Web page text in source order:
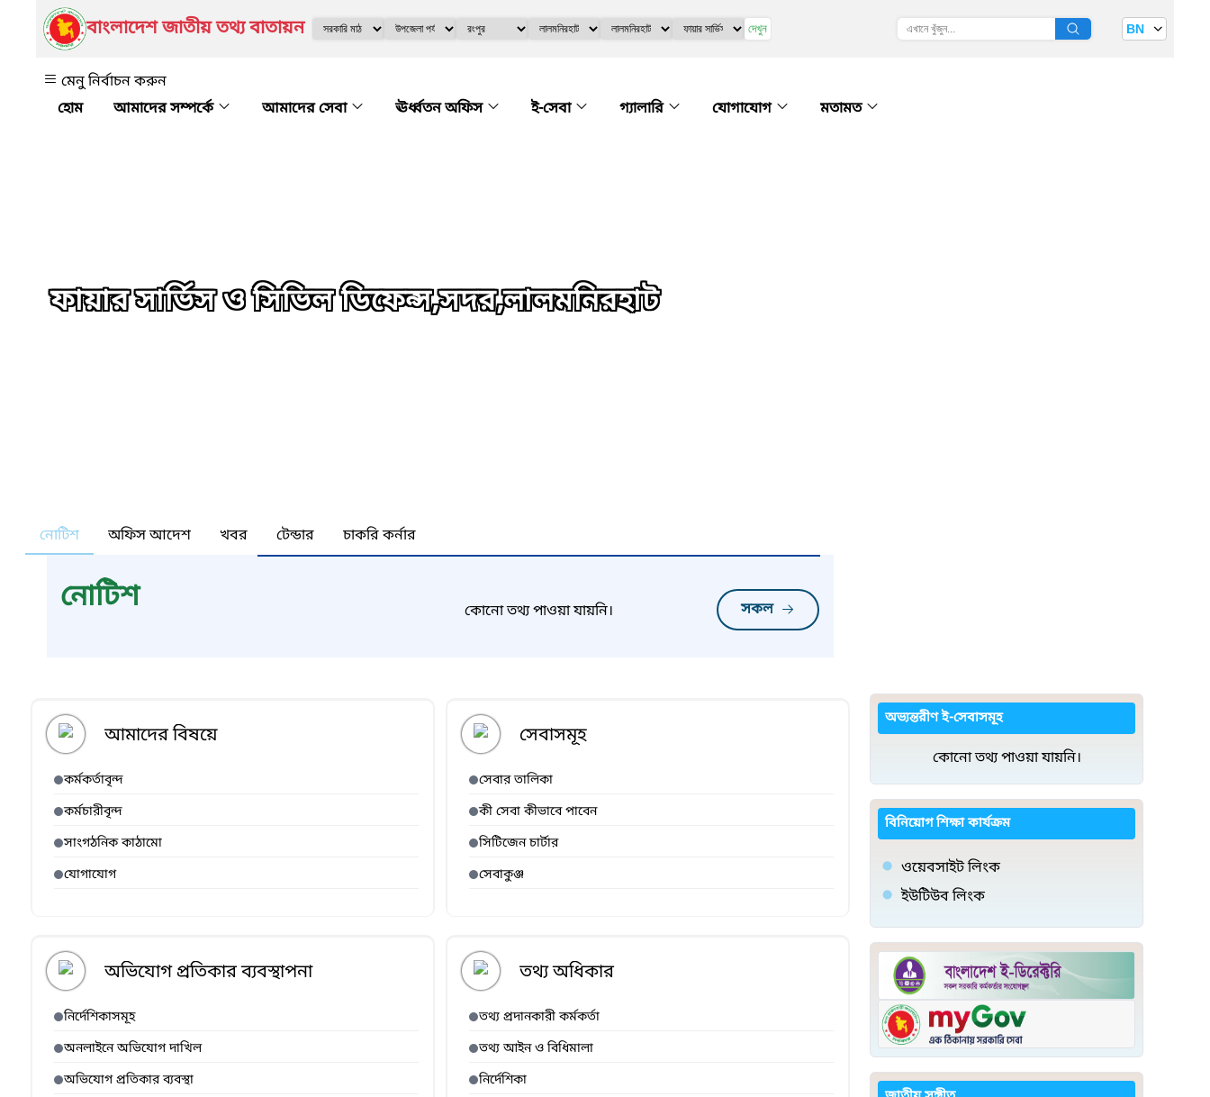
বাংলাদেশ জাতীয় তথ্য বাতায়ন দেখুন BN
মেনু নির্বাচন করুন
আমাদের সম্পর্কে
আমাদের সেবা ঊর্ধ্বতন অফিস ই-সেবা গ্যালারি যোগাযোগ মতামত
ফায়ার সার্ভিস ও সিভিল ডিফেন্স,সদর,লালমনিরহাট
নোটিশ অফিস আদেশ খবর টেন্ডার চাকরি কর্নার
নোটিশ সকল
কোনো তথ্য পাওয়া যায়নি।
আমাদের বিষয়ে
কর্মকর্তাবৃন্দ
কর্মচারীবৃন্দ
সাংগঠনিক কাঠামো
যোগাযোগ
সেবাসমূহ
সেবার তালিকা
কী সেবা কীভাবে পাবেন
সিটিজেন চার্টার
সেবাকুঞ্জ
অভিযোগ প্রতিকার ব্যবস্থাপনা
নির্দেশিকাসমূহ
অনলাইনে অভিযোগ দাখিল
অভিযোগ প্রতিকার ব্যবস্থা
তথ্য অধিকার
তথ্য প্রদানকারী কর্মকর্তা
তথ্য আইন ও বিধিমালা
নির্দেশিকা
অভ্যন্তরীণ ই-সেবাসমূহ
কোনো তথ্য পাওয়া যায়নি।
বিনিয়োগ শিক্ষা কার্যক্রম
ওয়েবসাইট লিংক
ইউটিউব লিংক